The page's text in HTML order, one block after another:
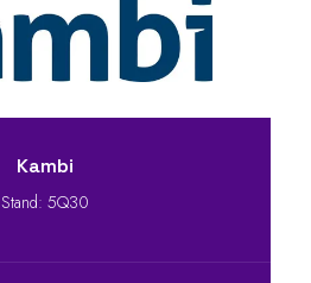
Kambi
Stand: 5Q30